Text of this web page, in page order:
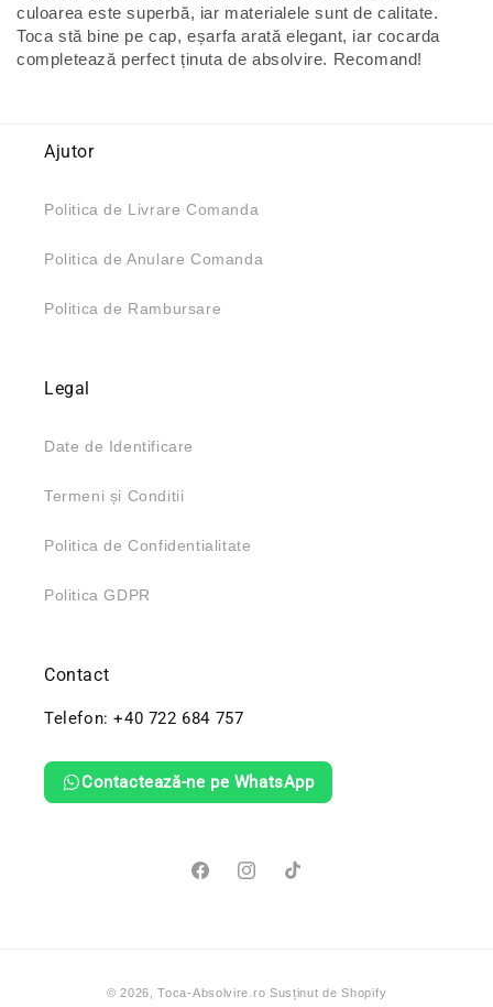
culoarea este superbă, iar materialele sunt de calitate.
Toca stă bine pe cap, eșarfa arată elegant, iar cocarda
completează perfect ținuta de absolvire. Recomand!
Ajutor
Politica de Livrare Comanda
Politica de Anulare Comanda
Politica de Rambursare
Legal
Date de Identificare
Termeni și Conditii
Politica de Confidentialitate
Politica GDPR
Contact
Telefon: +40 722 684 757
Contactează-ne pe WhatsApp
FacebookInstagramTikTok
de
© 2026,Toca-Absolvire.ro Susținut de Shopify